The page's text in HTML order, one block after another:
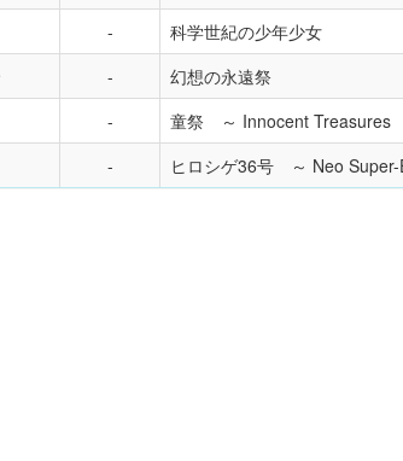
科学世紀の少年少女
幻想の永遠祭
童祭 ～ Innocent Treasures
ヒロシゲ36号 ～ Neo Super-